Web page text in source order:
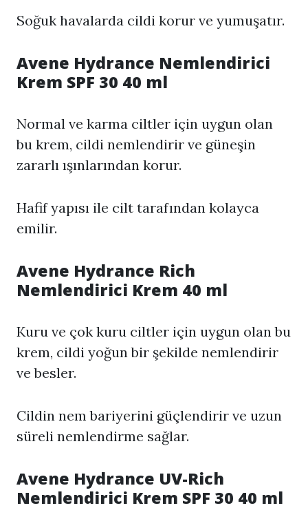
Soğuk havalarda cildi korur ve yumuşatır.
Avene Hydrance Nemlendirici
Krem SPF 30 40 ml
Normal ve karma ciltler için uygun olan
bu krem, cildi nemlendirir ve güneşin
zararlı ışınlarından korur.
Hafif yapısı ile cilt tarafından kolayca
emilir.
Avene Hydrance Rich
Nemlendirici Krem 40 ml
Kuru ve çok kuru ciltler için uygun olan bu
krem, cildi yoğun bir şekilde nemlendirir
ve besler.
Cildin nem bariyerini güçlendirir ve uzun
süreli nemlendirme sağlar.
Avene Hydrance UV-Rich
Nemlendirici Krem SPF 30 40 ml